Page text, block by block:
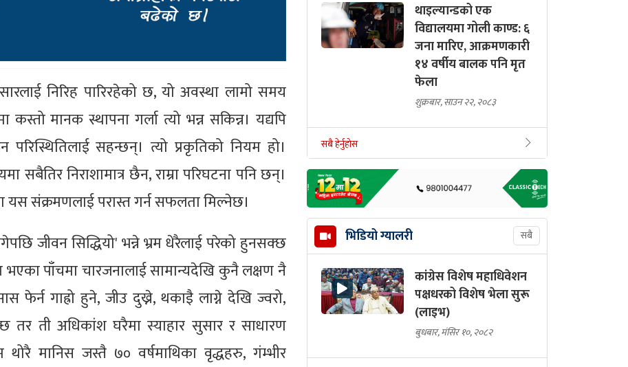
निरिह पारिरहेको छ, यो अवस्था लामो समय
मानक स्थापना गर्ला त्यो भन्न सकिन्न। यद्यपि
सहन्छन्। त्यो प्रकृतिको नियम हो।
निराशामात्र छैन, राम्रा परिघटना पनि छन्।
यस संक्रमणलाई परास्त गर्न सफलता मिल्नेछ।
जीवन सिद्धियो' भन्ने भ्रम धेरैलाई परेको हुनसक्छ
पाँचमा चारजनालाई सामान्यदेखि कुनै लक्षण नै
गाह्रो हुने, जीउ दुख्ने, थकाइै लाग्ने देखि ज्वरो,
तर ती अधिकांश घरैमा स्याहार सुसार र साधारण
मानिस जस्तै ७० वर्षमाथिका वृद्धहरु, गंम्भीर
थाइल्यान्डको एक
विद्यालयमा गोली काण्ड: ६
जना मारिए, आक्रमणकारी
१४ वर्षीय बालक पनि मृत
फेला
शुक्रबार, साउन २२, २०८३
सबै हेर्नुहोस
भिडियो ग्यालरी सबै
कांग्रेस विशेष महाधिवेशन
पक्षधरको विशेष भेला सुरू
(लाइभ)
बुधबार, मंसिर १०, २०८२